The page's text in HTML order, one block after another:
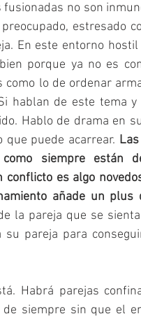
no son
estresado
En este entorno
porque ya no es
como lo de ordenar
hablan de este tema y
Hablo de drama en
puede acarrear.
siempre están
es algo
añade un plus
la pareja que se
pareja para
Habrá parejas
siempre sin que el